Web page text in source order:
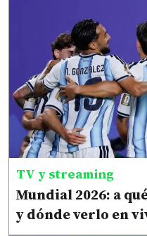
TV y streaming
Mundial 2026: a
y dónde verlo en